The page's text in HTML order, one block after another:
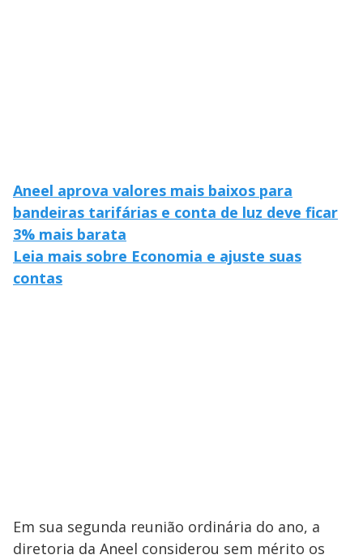
Aneel aprova valores mais baixos para
bandeiras tarifárias e conta de luz deve ficar
3% mais barata
Leia mais sobre Economia e ajuste suas
contas
Em sua segunda reunião ordinária do ano, a
diretoria da Aneel considerou sem mérito os